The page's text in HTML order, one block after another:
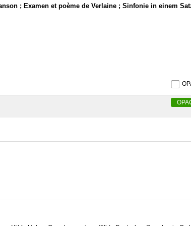
; Examen et poème de Verlaine ; Sinfonie in einem